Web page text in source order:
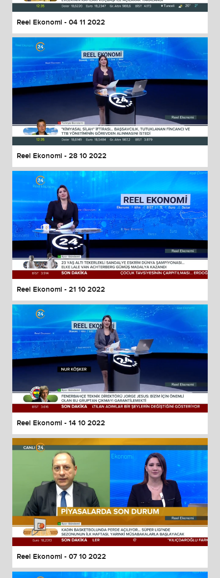
Reel Ekonomi - 04 11 2022
Reel Ekonomi - 28 10 2022
Reel Ekonomi - 21 10 2022
Reel Ekonomi - 14 10 2022
Reel Ekonomi - 07 10 2022